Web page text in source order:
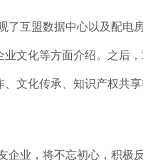
了互盟数据中心以及配电
业文化等方面介绍。之后
文化传承、知识产权共
企业，将不忘初心，积极